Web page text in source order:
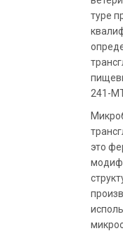
туре
241-
это